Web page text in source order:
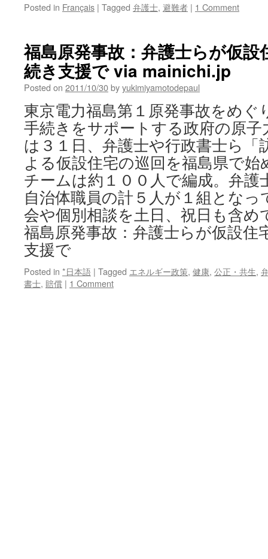
Posted in Français | Tagged 弁護士, 避難者 | 1 Comment
福島原発事故：弁護士らが仮
続き支援で via mainichi.jp
Posted on 2011/10/30byyukimiyamotodepaul
東京電力福島第１原発事故をめぐ
手続きをサポートする政府の原子
は３１日、弁護士や行政書士ら「
よる仮設住宅の巡回を福島県で始
チームは約１００人で編成。弁護
自治体職員の計５人が１組となっ
会や個別相談を土日、祝日も含め
福島原発事故：弁護士らが仮設
支援で
Posted in *日本語 | Tagged エネルギー政策, 健康, 公正・共生,
書士, 賠償 | 1 Comment